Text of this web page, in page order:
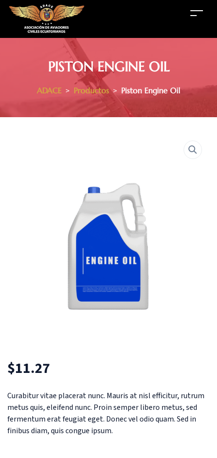
PISTON ENGINE OIL
ADACE > Productos > Piston Engine Oil
$11.27
Curabitur vitae placerat nunc. Mauris at nisl efficitur, rutrum
metus quis, eleifend nunc. Proin semper libero metus, sed
fermentum erat feugiat eget. Donec vel odio quam. Sed in
finibus diam, quis congue ipsum.